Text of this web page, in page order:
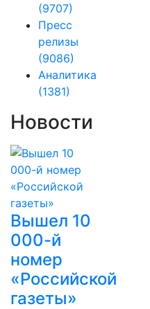
(9707)
Пресс
релизы
(9086)
Аналитика
(1381)
Новости
Вышел 10
000-й
номер
«Российской
газеты»